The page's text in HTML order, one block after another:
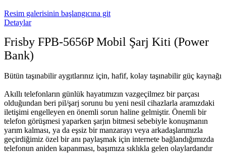
Resim galerisinin başlangıcına git
Detaylar
Frisby FPB-5656P Mobil Şarj Kiti (Power
Bank)
Bütün taşınabilir aygıtlarınız için, hafif, kolay taşınabilir güç kaynağı
Akıllı telefonların günlük hayatımızın vazgeçilmez bir parçası
olduğundan beri pil/şarj sorunu bu yeni nesil cihazlarla aramızdaki
iletişimi engelleyen en önemli sorun haline gelmiştir. Önemli bir
telefon görüşmesi yaparken şarjın bitmesi sebebiyle konuşmanın
yarım kalması, ya da eşsiz bir manzarayı veya arkadaşlarımızla
geçirdiğimiz özel bir anı paylaşmak için internete bağlandığımızda
telefonun aniden kapanması, başımıza sıklıkla gelen olaylardandır